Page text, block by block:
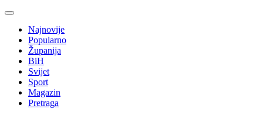
Najnovije
Popularno
Županija
BiH
Svijet
Sport
Magazin
Pretraga